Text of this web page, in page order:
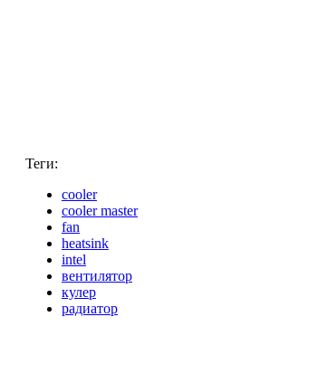
Теги:
cooler
cooler master
fan
heatsink
intel
вентилятор
кулер
радиатор